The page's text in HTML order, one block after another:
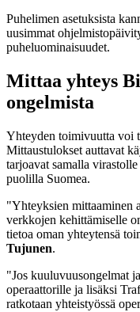
Puhelimen asetuksista
uusimmat
puheluominaisuudet.
Mittaa yhteys
ongelmista
Yhteyden toimivuutta voi
Mittaustulokset auttavat
tarjoavat samalla
puolilla Suomea.
"Yhteyksien mittaaminen
verkkojen kehittämiselle
tietoa oman yhteytensä
Tujunen.
"Jos kuuluvuusongelmat
operaattorille ja lisäksi
ratkotaan yhteistyössä